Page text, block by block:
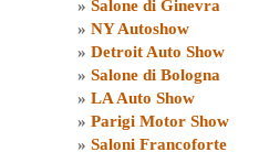
» Salone di Ginevra
» NY Autoshow
» Detroit Auto Show
» Salone di Bologna
» LA Auto Show
» Parigi Motor Show
» Saloni Francoforte